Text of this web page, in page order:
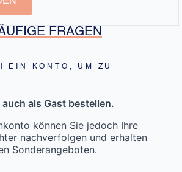
FRAGEN
EIN KONTO, UM ZU
als Gast bestellen.
können Sie jedoch Ihre
nachverfolgen und erhalten
Sonderangeboten.